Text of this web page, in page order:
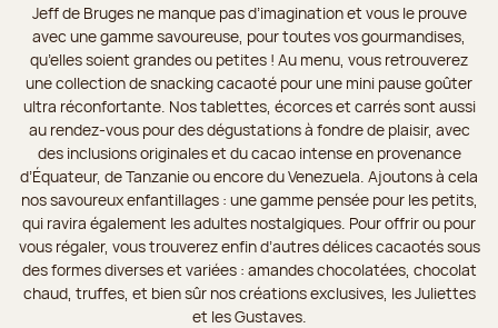
Jeff de Bruges ne manque pas d’imagination et vous le prouve
avec une gamme savoureuse, pour toutes vos gourmandises,
qu’elles soient grandes ou petites ! Au menu, vous retrouverez
une collection de snacking cacaoté pour une mini pause goûter
ultra réconfortante. Nos tablettes, écorces et carrés sont aussi
au rendez-vous pour des dégustations à fondre de plaisir, avec
des inclusions originales et du cacao intense en provenance
d’Équateur, de Tanzanie ou encore du Venezuela. Ajoutons à cela
nos savoureux enfantillages : une gamme pensée pour les petits,
qui ravira également les adultes nostalgiques. Pour offrir ou pour
vous régaler, vous trouverez enfin d’autres délices cacaotés sous
des formes diverses et variées : amandes chocolatées, chocolat
chaud, truffes, et bien sûr nos créations exclusives, les Juliettes
et les Gustaves.